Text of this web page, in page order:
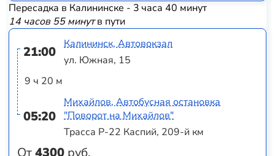
Пересадка в Калининске - 3 часа 40 минут
14 часов 55 минутв пути
21:00
9 ч 20 м
05:20
От4300 руб.
Калининск, Автовокзал
ул. Южная, 15
Михайлов, Автобусная остановка
"Поворот на Михайлов"
Трасса Р-22 Каспий, 209-й км